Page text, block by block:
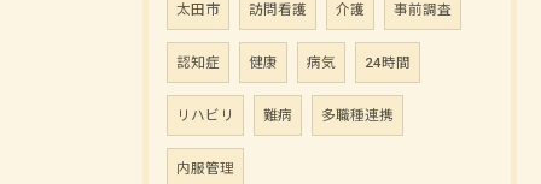
太田市 訪問看護 介護 事前調査
認知症 健康 病気 24時間
リハビリ 難病 多職種連携
内服管理